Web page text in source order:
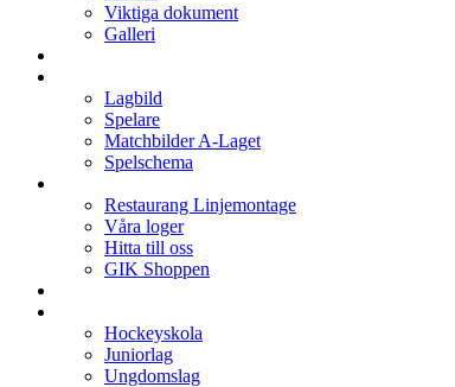
Viktiga dokument
Galleri
Lagbild
Spelare
Matchbilder A-Laget
Spelschema
Restaurang Linjemontage
Våra loger
Hitta till oss
GIK Shoppen
Hockeyskola
Juniorlag
Ungdomslag